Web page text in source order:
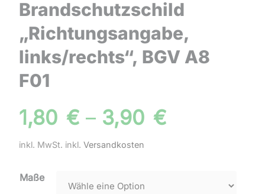
Brandschutzschild
„Richtungsangabe,
links/rechts“, BGV A8
F01
1,80 € – 3,90 €
inkl. MwSt. inkl. Versandkosten
Maße